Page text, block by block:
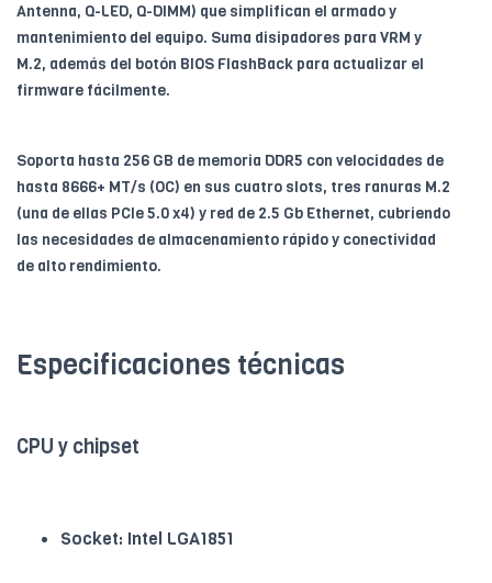
Antenna, Q-LED, Q-DIMM) que simplifican el armado y
mantenimiento del equipo. Suma disipadores para VRM y
M.2, además del botón BIOS FlashBack para actualizar el
firmware fácilmente.
Soporta hasta 256 GB de memoria DDR5 con velocidades de
hasta 8666+ MT/s (OC) en sus cuatro slots, tres ranuras M.2
(una de ellas PCIe 5.0 x4) y red de 2.5 Gb Ethernet, cubriendo
las necesidades de almacenamiento rápido y conectividad
de alto rendimiento.
Especificaciones técnicas
CPU y chipset
Socket: Intel LGA1851